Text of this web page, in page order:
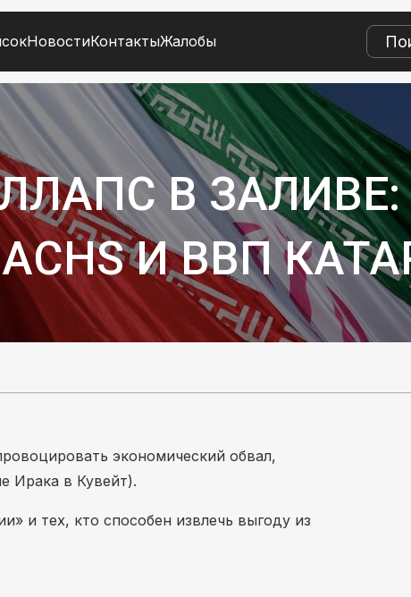
НовостиКонтактыЖалобы
В ЗАЛИВЕ:
И ВВП
экономический обвал,
Ирака в Кувейт).
и тех, кто способен извлечь выгоду из